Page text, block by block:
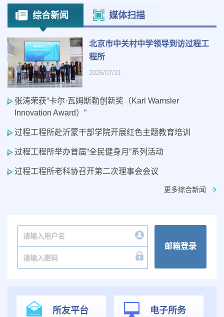
综合新闻 媒体扫描
更多综合新闻
北京市中关村中学领导到访过程工
程所
2026/07/31
张涛荣获“卡尔·瓦姆斯勒创新奖（Karl Wamsler
Innovation Award）”
过程工程所赴沂蒙干部学院开展红色主题教育培训
过程工程所举办首届“全民健身月”系列活动
过程工程所老科协召开第二次理事会会议
邮箱登录
所友平台 电子所务